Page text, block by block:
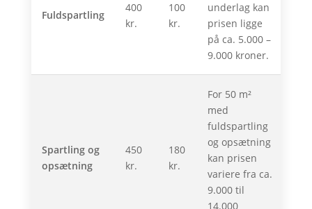
Fuldspartling
400
kr.
100
kr.
underlag kan
prisen ligge
på ca. 5.000 –
9.000 kroner.
Spartling og
opsætning
450
kr.
180
kr.
For 50 m²
med
fuldspartling
og opsætning
kan prisen
variere fra ca.
9.000 til
14.000